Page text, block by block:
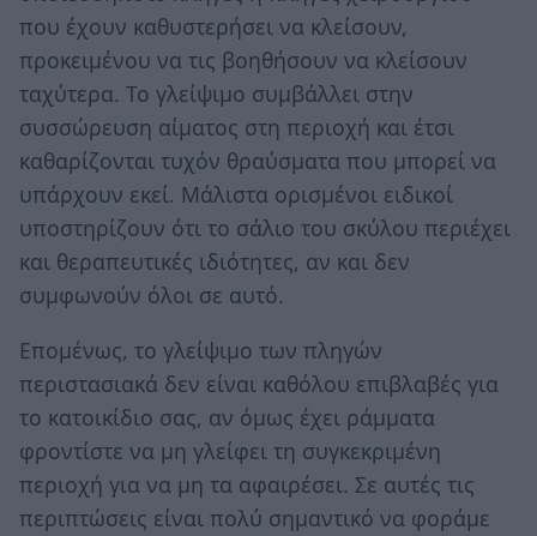
που έχουν καθυστερήσει να κλείσουν,
προκειμένου να τις βοηθήσουν να κλείσουν
ταχύτερα. Το γλείψιμο συμβάλλει στην
συσσώρευση αίματος στη περιοχή και έτσι
καθαρίζονται τυχόν θραύσματα που μπορεί να
υπάρχουν εκεί. Μάλιστα ορισμένοι ειδικοί
υποστηρίζουν ότι το σάλιο του σκύλου περιέχει
και θεραπευτικές ιδιότητες, αν και δεν
συμφωνούν όλοι σε αυτό.
Επομένως, το γλείψιμο των πληγών
περιστασιακά δεν είναι καθόλου επιβλαβές για
το κατοικίδιο σας, αν όμως έχει ράμματα
φροντίστε να μη γλείφει τη συγκεκριμένη
περιοχή για να μη τα αφαιρέσει. Σε αυτές τις
περιπτώσεις είναι πολύ σημαντικό να φοράμε